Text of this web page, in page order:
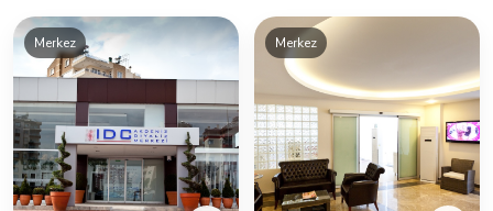
Merkez Merkez